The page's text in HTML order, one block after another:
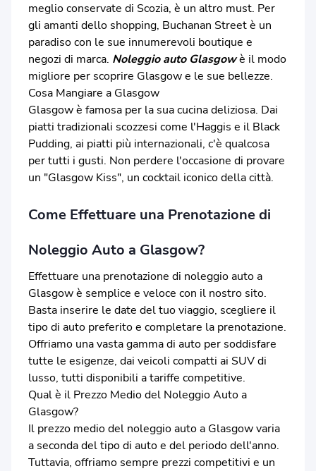
meglio conservate di Scozia, è un altro must. Per
gli amanti dello shopping, Buchanan Street è un
paradiso con le sue innumerevoli boutique e
negozi di marca. Noleggio auto Glasgowè il modo
migliore per scoprire Glasgow e le sue bellezze.
Cosa Mangiare a Glasgow
Glasgow è famosa per la sua cucina deliziosa. Dai
piatti tradizionali scozzesi come l'Haggis e il Black
Pudding, ai piatti più internazionali, c'è qualcosa
per tutti i gusti. Non perdere l'occasione di provare
un "Glasgow Kiss", un cocktail iconico della città.
Come Effettuare una Prenotazione di
Noleggio Auto a Glasgow?
Effettuare una prenotazione di noleggio auto a
Glasgow è semplice e veloce con il nostro sito.
Basta inserire le date del tuo viaggio, scegliere il
tipo di auto preferito e completare la prenotazione.
Offriamo una vasta gamma di auto per soddisfare
tutte le esigenze, dai veicoli compatti ai SUV di
lusso, tutti disponibili a tariffe competitive.
Qual è il Prezzo Medio del Noleggio Auto a
Glasgow?
Il prezzo medio del noleggio auto a Glasgow varia
a seconda del tipo di auto e del periodo dell'anno.
Tuttavia, offriamo sempre prezzi competitivi e un